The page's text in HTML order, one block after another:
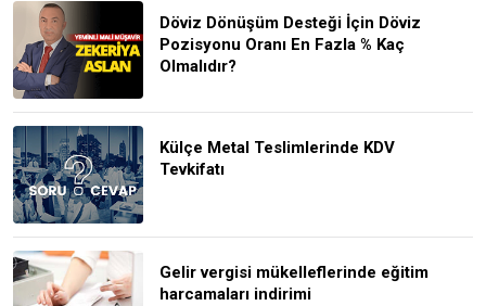
Döviz Dönüşüm Desteği İçin Döviz
Pozisyonu Oranı En Fazla % Kaç
Olmalıdır?
Külçe Metal Teslimlerinde KDV
Tevkifatı
Gelir vergisi mükelleflerinde eğitim
harcamaları indirimi